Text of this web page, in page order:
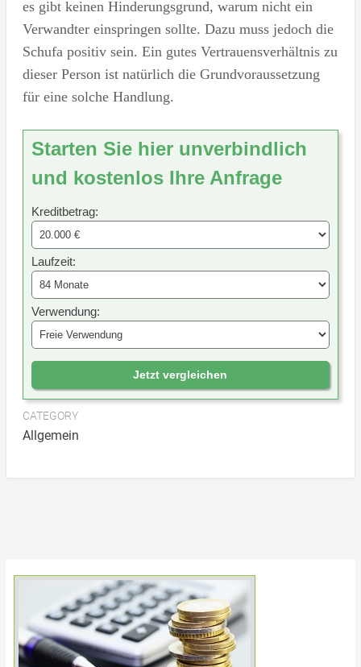
es gibt keinen Hinderungsgrund, warum nicht ein
Verwandter einspringen sollte. Dazu muss jedoch die
Schufa positiv sein. Ein gutes Vertrauensverhältnis zu
dieser Person ist natürlich die Grundvoraussetzung
für eine solche Handlung.
Starten Sie hier unverbindlich
und kostenlos Ihre Anfrage
Kreditbetrag:
Laufzeit:
Verwendung:
Jetzt vergleichen
CATEGORY
Allgemein